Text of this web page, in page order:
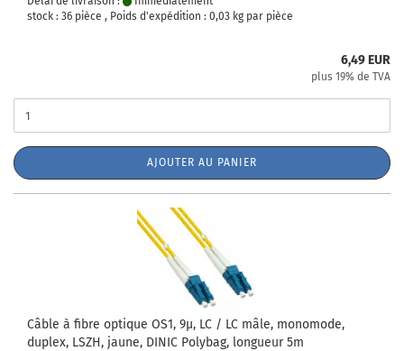
stock : 36 pièce , Poids d'expédition : 0,03 kg par pièce
6,49 EUR
plus 19% de TVA
AJOUTER AU PANIER
Câble à fibre optique OS1, 9µ, LC / LC mâle, monomode,
duplex, LSZH, jaune, DINIC Polybag, longueur 5m